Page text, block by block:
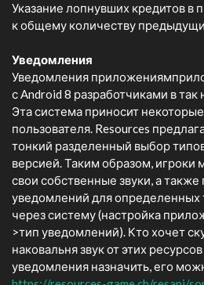
Указание лопнувших кредитов в
к общему количеству
Уведомления
Уведомления
с Android 8 разработчиками в
Эта система приносит
пользователя. Resources
тонкий разделенный выбор
версией. Таким образом, игроки
свои собственные звуки, а
уведомлений для определенных
через систему (настройка
>тип уведомлений). Кто хочет
наковальня звук от этих
уведомления назначить, его